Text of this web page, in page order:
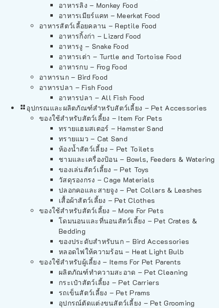
อาหารลิง – Monkey Food
อาหารเมียร์แคท – Meerkat Food
อาหารสัตว์เลี้อยคลาน – Reptile Food
อาหารกิ้งก่า – Lizard Food
อาหารงู – Snake Food
อาหารเต่า – Turtle and Tortoise Food
อาหารกบ – Frog Food
อาหารนก – Bird Food
อาหารปลา – Fish Food
อาหารปลา – All Fish Food
อุปกรณและผลิตภัณฑ์สำหรับสัตว์เลี้ยง – Pet Accessories
ของใช้สำหรับสัตว์เลี้ยง – Item For Pets
ทรายแฮมสเตอร์ – Hamster Sand
ทรายแมว – Cat Sand
ห้องน้ำสัตว์เลี้ยง – Pet Toilets
ชามและเครื่องป้อน – Bowls, Feeders & Watering
ของเล่นสัตว์เลี้ยง – Pet Toys
วัสดุรองกรง – Cage Materials
ปลอกคอและสายจูง – Pet Collars & Leashes
เสื้อผ้าสัตว์เลี้ยง – Pet Clothes
ของใช้สำหรับสัตว์เลี้ยง – More For Pets
โดมนอนและที่นอนสัตว์เลี้ยง – Pet Crates &
Bedding
ของประดับสำหรับนก – Bird Accessories
หลอดไฟให้ความร้อน – Heat Light Bulb
ของใช้สำหรับผู้เลี้ยง – Items For Pet Parents
ผลิตภัณฑ์ทำความสะอาด – Pet Cleaning
กระเป๋าสัตว์เลี้ยง – Pet Carriers
รถเข็นสัตว์เลี้ยง – Pet Prams
อุปกรณ์ตัดแต่งขนสัตว์เลี้ยง – Pet Grooming